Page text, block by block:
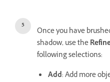
Once you have
shadow, use the
following selections:
Add: Add more